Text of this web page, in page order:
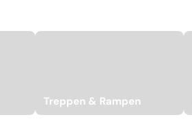
Treppen & Rampen